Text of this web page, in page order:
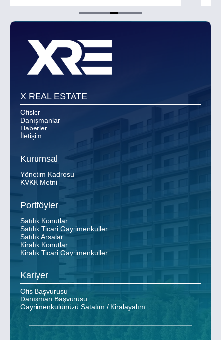
of
X REAL ESTATE
Ofisler
Danışmanlar
Haberler
İletişim
Kurumsal
Yönetim Kadrosu
KVKK Metni
Portföyler
Satılık Konutlar
Satılık Ticari Gayrimenkuller
Satılık Arsalar
Kiralık Konutlar
Kiralık Ticari Gayrimenkuller
Kariyer
Ofis Başvurusu
Danışman Başvurusu
Gayrimenkulünüzü Satalım / Kiralayalım